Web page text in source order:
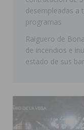
desempleadas a
programas
Raiguero de
de incendios e
estado de sus